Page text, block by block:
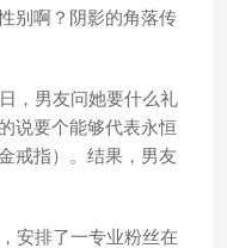
别啊？阴影的角落传
，男友问她要什么礼
说要个能够代表永恒
戒指）。结果，男友
安排了一专业粉丝在